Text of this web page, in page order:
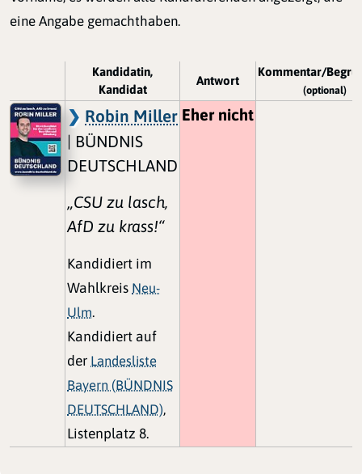
eine Angabe gemachthaben.
Kandidatin,
Kandidat
Antwort
Kommentar/
(optional)
Robin Miller
| BÜNDNIS
DEUTSCHLAND
„CSU zu lasch,
AfD zu krass!“
Kandidiert im
Wahlkreis Neu-
Ulm.
Kandidiert auf
der Landesliste
Bayern (BÜNDNIS
DEUTSCHLAND),
Listenplatz 8.
Eher nicht